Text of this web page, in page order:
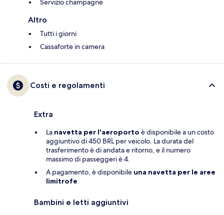
Servizio champagne
Altro
Tutti i giorni
Cassaforte in camera
Costi e regolamenti
Extra
La navetta per l'aeroporto è disponibile a un costo
aggiuntivo di 450 BRL per veicolo. La durata del
trasferimento è di andata e ritorno, e il numero
massimo di passeggeri è 4.
A pagamento, è disponibile una navetta per le aree
limitrofe.
Bambini e letti aggiuntivi